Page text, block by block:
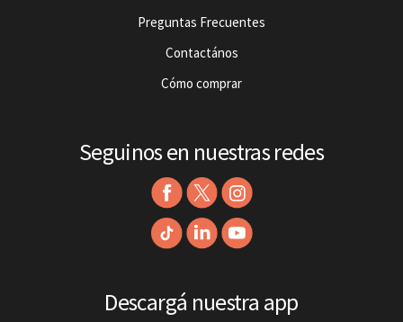
Preguntas Frecuentes
Contactános
Cómo comprar
Seguinos en nuestras redes
Descargá nuestra app